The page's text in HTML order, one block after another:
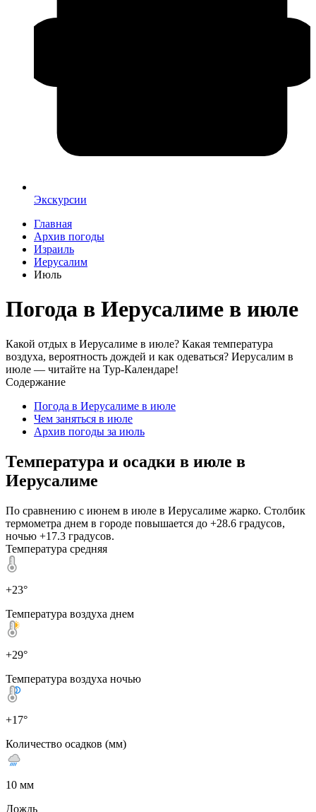
Экскурсии
Главная
Архив погоды
Израиль
Иерусалим
Июль
Погода в Иерусалиме в июле
Какой отдых в Иерусалиме в июле? Какая температура
воздуха, вероятность дождей и как одеваться? Иерусалим в
июле — читайте на Тур-Календаре!
Содержание
Погода в Иерусалиме в июле
Чем заняться в июле
Архив погоды за июль
Температура и осадки в июле в
Иерусалиме
По сравнению с июнем в июле в Иерусалиме жарко. Столбик
термометра днем в городе повышается до +28.6 градусов,
ночью +17.3 градусов.
Температура средняя
+23°
Температура воздуха днем
+29°
Температура воздуха ночью
+17°
Количество осадков (мм)
10 мм
Дождь